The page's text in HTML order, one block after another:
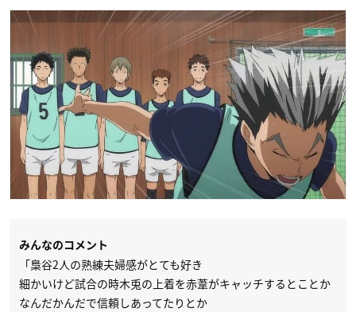
みんなのコメント
「梟谷2人の熟練夫婦感がとても好き
細かいけど試合の時木兎の上着を赤葦がキャッチするとことか
なんだかんだで信頼しあってたりとか